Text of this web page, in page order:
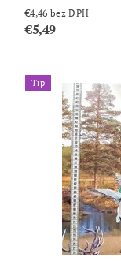
€4,46 bez DPH
€5,49
Tip